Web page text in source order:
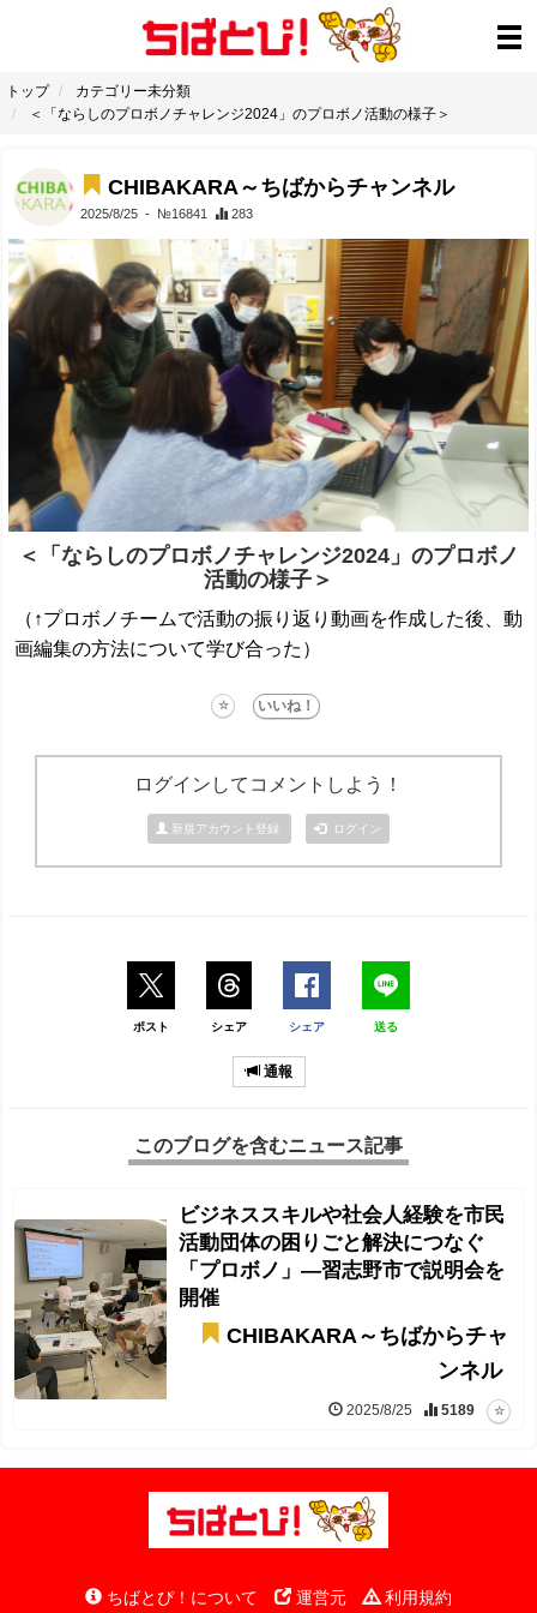
トップ
カテゴリー未分類
＜「ならしのプロボノチャレンジ2024」のプロボノ活動の様子＞
CHIBAKARA～ちばからチャンネル
2025/8/25 - №16841 283
＜「ならしのプロボノチャレンジ2024」のプロボノ
活動の様子＞
（↑プロボノチームで活動の振り返り動画を作成した後、動
画編集の方法について学び合った）
ログインしてコメントしよう！
新規アカウント登録 ログイン
ポスト シェア シェア 送る
通報
このブログを含むニュース記事
ビジネススキルや社会人経験を市民
活動団体の困りごと解決につなぐ
「プロボノ」―習志野市で説明会を
開催
CHIBAKARA～ちばからチャ
ンネル
2025/8/25 5189
ちばとぴ！について 運営元 利用規約